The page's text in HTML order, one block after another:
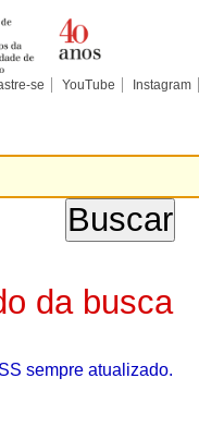
se YouTube Instagram
da busca
sempre atualizado.